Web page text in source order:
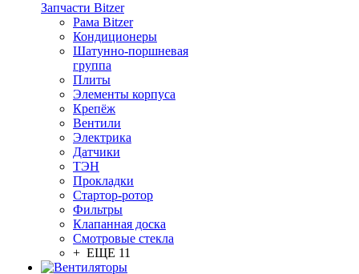
Запчасти Bitzer
Рама Bitzer
Кондиционеры
Шатунно-поршневая
группа
Плиты
Элементы корпуса
Крепёж
Вентили
Электрика
Датчики
ТЭН
Прокладки
Стартор-ротор
Фильтры
Клапанная доска
Смотровые стекла
+ ЕЩЕ 11